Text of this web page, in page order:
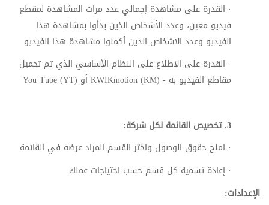
· القدرة على مشاهدة إجمالي عدد مرات المشاهدة لمقطع
فيديو معين، وعدد الأشخاص الذين بدأوا بمشاهدة هذا
الفيديو وعدد الأشخاص الذين أكملوا مشاهدة هذا الفيديو
· القدرة على الاطلاع على النظام الأساسي الذي تم تحميل
مقاطع الفيديو به - KWIKmotion (KM)أو You Tube (YT)
3. تخصيص القائمة لكل شركة:
· امنح حقوق الوصول واختر القسم المراد عرضه في القائمة
· إعادة تسمية كل قسم حسب احتياجات عملك
الإعدادات: